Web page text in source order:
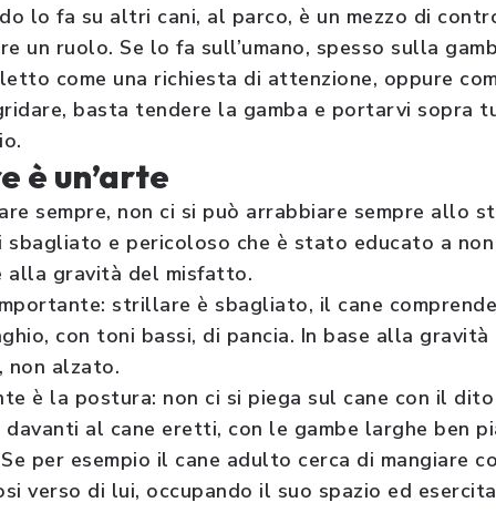
lo fa su altri cani, al parco, è un mezzo di
un ruolo. Se lo fa sull’umano, spesso sulla
come una richiesta di attenzione, oppure
basta tendere la gamba e portarvi sopra
è un’arte
sempre, non ci si può arrabbiare sempre allo
sbagliato e pericoloso che è stato educato a
alla gravità del misfatto.
strillare è sbagliato, il cane
con toni bassi, di pancia. In base alla
non alzato.
è la postura: non ci si piega sul cane con il
davanti al cane eretti, con le gambe larghe ben
per esempio il cane adulto cerca di mangiare
verso di lui, occupando il suo spazio ed